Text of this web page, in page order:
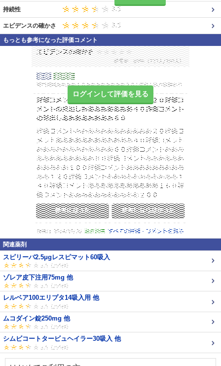
持続性
エビデンスの確かさ
もっとも参考になった評価コメント
ログインして評価を見る
関連薬剤
スピリーバ2.5μgレスピマット60吸入
ゾレア皮下注用75mg 他
レルベア100エリプタ14吸入用 他
ムコダイン錠250mg 他
シムビコートタービュヘイラー30吸入 他